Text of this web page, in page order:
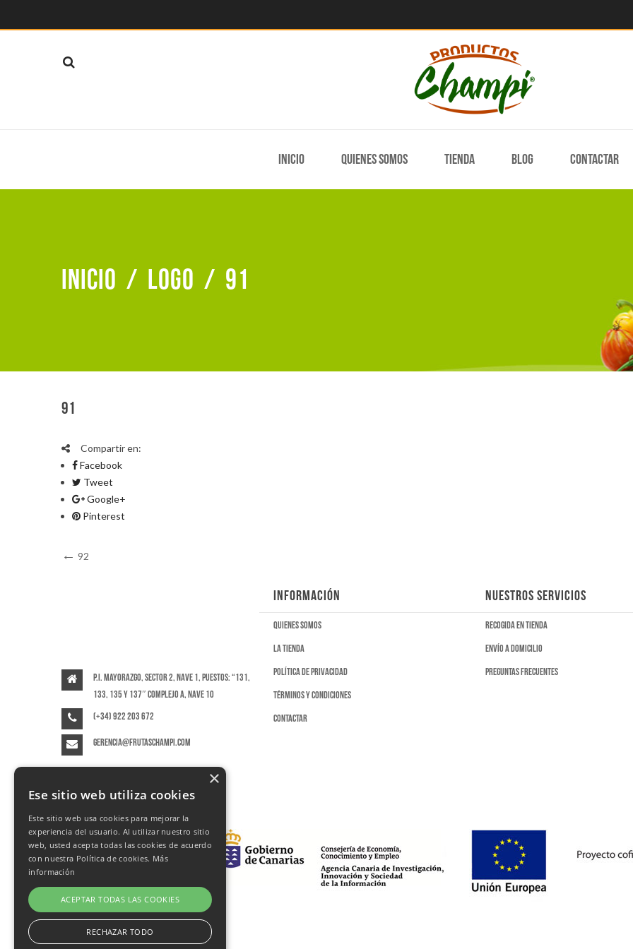
Inicio Quienes somos Tienda Blog Contactar
Inicio / Logo / 91
91
Compartir en:
Facebook
Tweet
Google+
Pinterest
Navegación
Previous
92
P.I. Mayorazgo, Sector 2, Nave 1, puestos: “131,
133, 135 y 137″ Complejo A, Nave 10
(+34) 922 203 672
gerencia@frutaschampi.com
INFORMACIÓN
Quienes somos
La tienda
Política de privacidad
Términos y condiciones
Contactar
NUESTROS SERVICIOS
Recogida en tienda
Envío a domicilio
Preguntas frecuentes
×
Ese sitio web utiliza cookies
Este sitio web usa cookies para mejorar la
experiencia del usuario. Al utilizar nuestro sitio
web, usted acepta todas las cookies de acuerdo
con nuestra Política de cookies. Más
información
ACEPTAR TODAS LAS COOKIES
RECHAZAR TODO